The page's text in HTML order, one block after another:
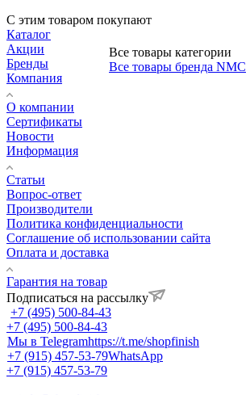
С этим товаром покупают
Все товары категории
Все товары бренда NMC
Каталог
Акции
Бренды
Компания
О компании
Сертификаты
Новости
Информация
Статьи
Вопрос-ответ
Производители
Политика конфиденциальности
Соглашение об использовании сайта
Оплата и доставка
Гарантия на товар
Подписаться на рассылку
+7 (495) 500-84-43
+7 (495) 500-84-43
Мы в Telegramhttps://t.me/shopfinish
+7 (915) 457-53-79WhatsApp
+7 (915) 457-53-79